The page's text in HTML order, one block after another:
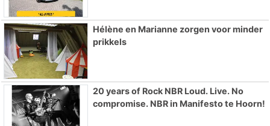
Hélène en Marianne zorgen voor minder
prikkels
20 years of Rock NBR Loud. Live. No
compromise. NBR in Manifesto te Hoorn!